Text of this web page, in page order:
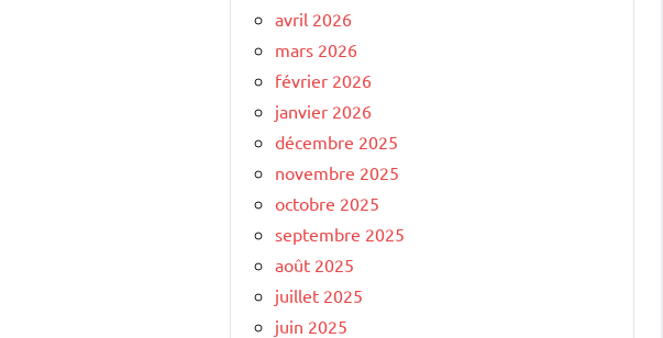
avril 2026
mars 2026
février 2026
janvier 2026
décembre 2025
novembre 2025
octobre 2025
septembre 2025
août 2025
juillet 2025
juin 2025